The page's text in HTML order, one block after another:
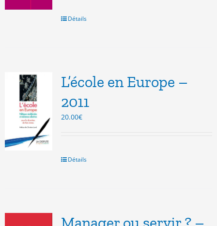
Détails
L’école en Europe –
2011
20.00€
Détails